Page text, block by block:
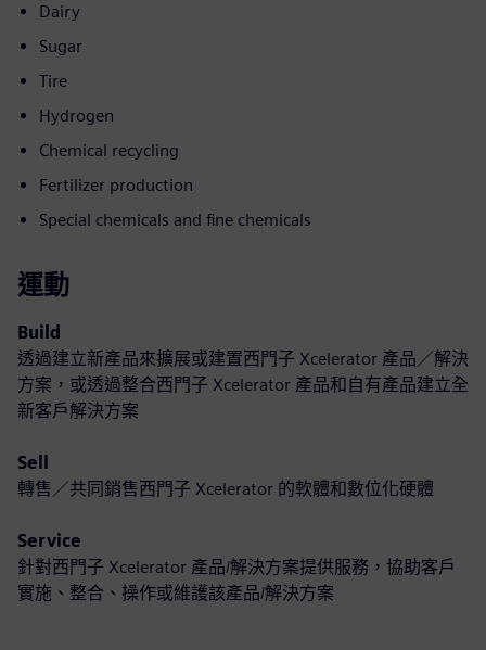
Dairy
Sugar
Tire
Hydrogen
Chemical recycling
Fertilizer production
Special chemicals and fine chemicals
運動
Build
透過建立新產品來擴展或建置西門子 Xcelerator 產品／解決
方案，或透過整合西門子 Xcelerator 產品和自有產品建立全
新客戶解決方案
Sell
轉售／共同銷售西門子 Xcelerator 的軟體和數位化硬體
Service
針對西門子 Xcelerator 產品/解決方案提供服務，協助客戶
實施、整合、操作或維護該產品/解決方案